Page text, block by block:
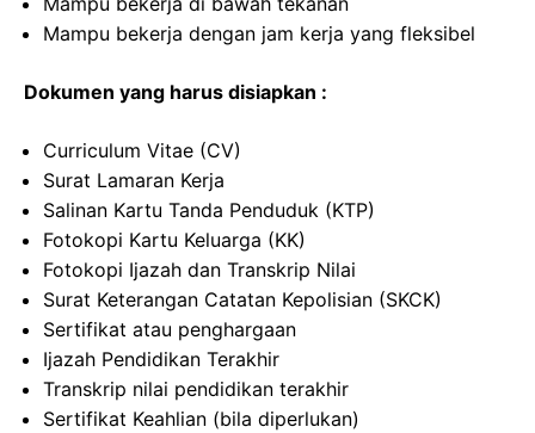
Mampu bekerja dengan jam kerja yang fleksibel
Dokumen yang harus disiapkan :
Curriculum Vitae (CV)
Surat Lamaran Kerja
Salinan Kartu Tanda Penduduk (KTP)
Fotokopi Kartu Keluarga (KK)
Fotokopi Ijazah dan Transkrip Nilai
Surat Keterangan Catatan Kepolisian (SKCK)
Sertifikat atau penghargaan
Ijazah Pendidikan Terakhir
Transkrip nilai pendidikan terakhir
Sertifikat Keahlian (bila diperlukan)